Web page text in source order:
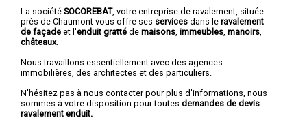
La société SOCOREBAT, votre entreprise de ravalement , située
près de Chaumont vous offre ses services dans le ravalement
de façade et l'enduit gratté de maisons immeubles manoirs
châteaux.
Nous travaillons essentiellement avec des agences
immobilières, des architectes et des particuliers.
N'hésitez pas à nous contacter pour plus d'informations, nous
sommes à votre disposition pour toutes demandes de devis
ravalement enduit.